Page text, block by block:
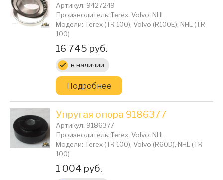
Артикул: 9427249
Производитель: Terex, Volvo, NHL
Модели: Terex (TR 100), Volvo (R100E), NHL (TR
100)
Цена:
16 745 руб.
в наличии
Подробнее
Упругая опора 9186377
Артикул: 9186377
Производитель: Terex, Volvo, NHL
Модели: Terex (TR 100), Volvo (R60D), NHL (TR
100)
Цена:
1 004 руб.